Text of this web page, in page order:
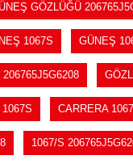
GÖZLÜĞÜ
1067S GÜNEŞ
CARRERA
1067/S